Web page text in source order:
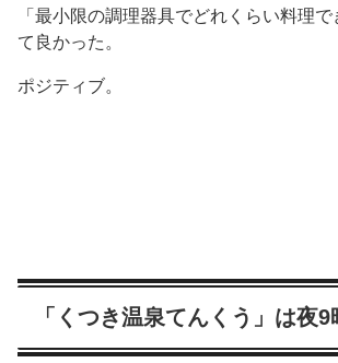
「最小限の調理器具でどれくらい料理
て良かった。
ポジティブ。
「くつき温泉てんくう」は夜9